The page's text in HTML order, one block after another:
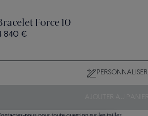
Force 10
840 €
PERSONNALISER